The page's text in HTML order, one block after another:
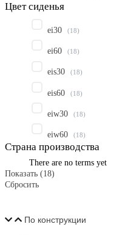
Цвет сиденья
ei30 (18)
ei60 (18)
eis30 (18)
eis60 (18)
eiw30 (18)
eiw60 (18)
Страна производства
There are no terms yet
Показать (18)
Сбросить
По конструкции